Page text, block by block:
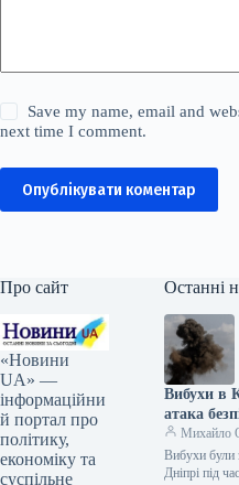
Save my name, email and
next time I comment.
Опублікувати коментар
Про сайт
«Новини
UA» —
інформаційни
й портал про
політику,
економіку та
суспільне
Останні
Вибухи в
атака
Михайло
Вибухи були
Дніпрі під